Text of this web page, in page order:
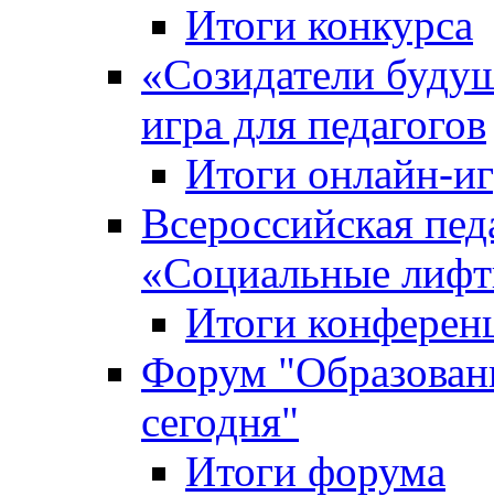
Итоги конкурса
«Cозидатели
игра для педагогов
Итоги онлайн-
Всероссийская
«Cоциальные
Итоги
Форум
сегодня"
Итоги форума